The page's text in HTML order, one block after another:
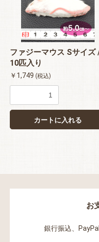
ファジーマウス Sサイズ
10匹入り
￥1,749 (税込)
カートに入れる
お
銀行振込、